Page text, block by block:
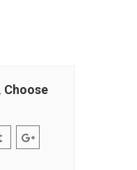
Choose